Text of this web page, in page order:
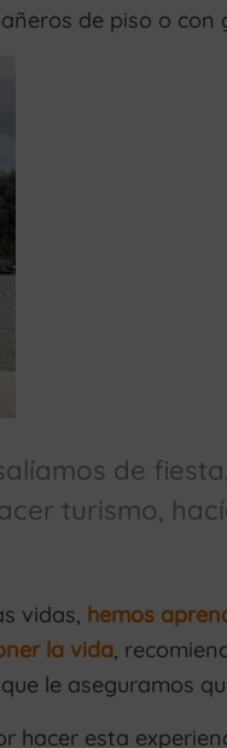
de piso o con
de
turismo,
vidas, hemos
la vida,
le aseguramos
hacer esta